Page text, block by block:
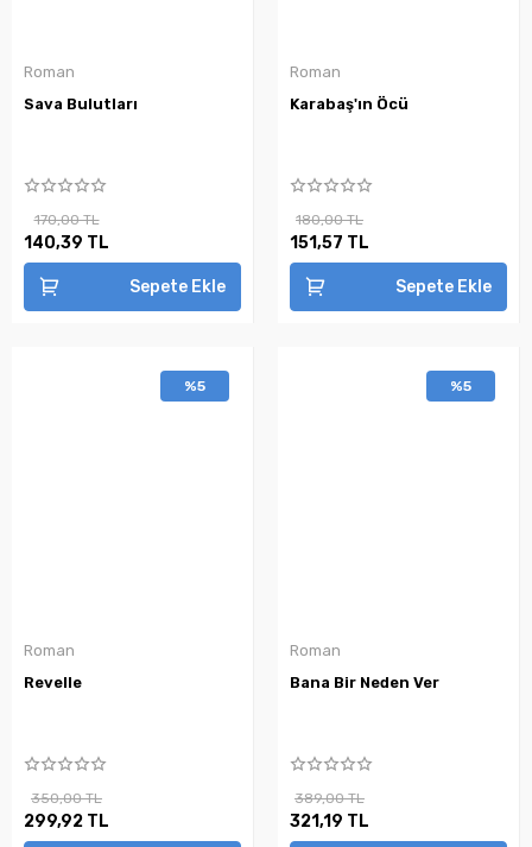
Roman
Sava Bulutları
170,00 TL
140,39 TL
Sepete Ekle
Roman
Karabaş'ın Öcü
180,00 TL
151,57 TL
Sepete Ekle
%5
Roman
Revelle
350,00 TL
299,92 TL
%5
Roman
Bana Bir Neden Ver
389,00 TL
321,19 TL